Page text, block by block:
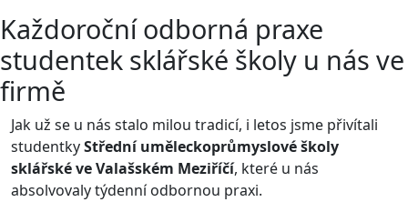
Každoroční odborná praxe
studentek sklářské školy u nás ve
firmě
Jak už se u nás stalo milou tradicí, i letos jsme přivítali
studentkyStřední uměleckoprůmyslové školy
sklářské ve Valašském Meziříčí, které u nás
absolvovaly týdenní odbornou praxi.